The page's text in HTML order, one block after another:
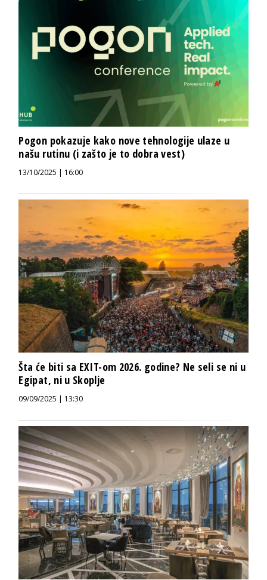
Pogon pokazuje kako nove tehnologije ulaze u
našu rutinu (i zašto je to dobra vest)
13/10/2025 | 16:00
Šta će biti sa EXIT-om 2026. godine? Ne seli se ni u
Egipat, ni u Skoplje
09/09/2025 | 13:30